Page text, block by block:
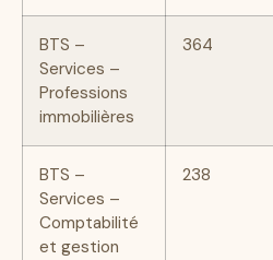
BTS –
Services –
Professions
immobilières
364
BTS –
Services –
Comptabilité
et gestion
238